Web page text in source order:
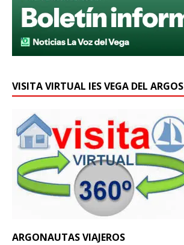
VISITA VIRTUAL IES VEGA DEL ARGOS
ARGONAUTAS VIAJEROS